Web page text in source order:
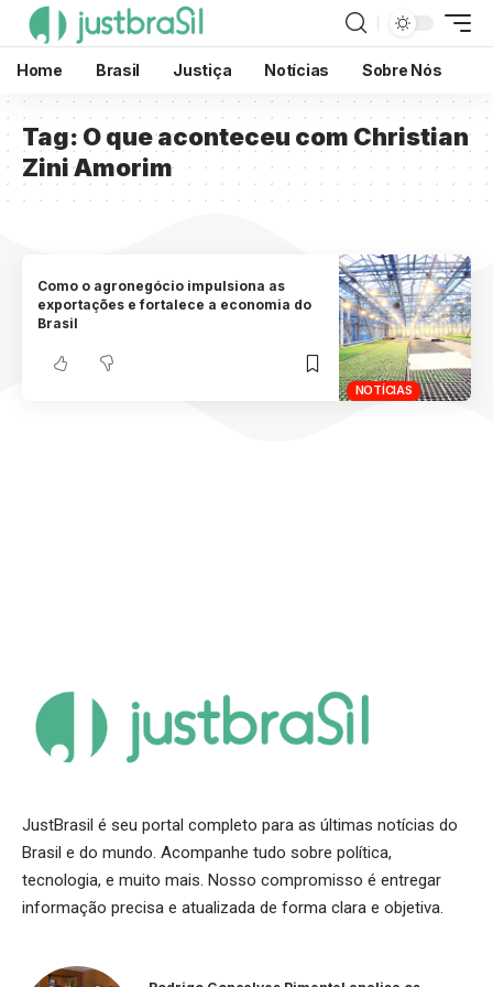
Home Brasil Justiça Notícias Sobre Nós
Tag: O que aconteceu com Christian
Zini Amorim
NOTÍCIAS
Como o agronegócio impulsiona as
exportações e fortalece a economia do
Brasil
JustBrasil é seu portal completo para as últimas notícias do
Brasil e do mundo. Acompanhe tudo sobre política,
tecnologia, e muito mais. Nosso compromisso é entregar
informação precisa e atualizada de forma clara e objetiva.